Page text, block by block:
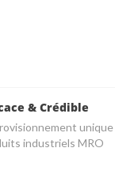
& Crédible
unique
industriels MRO